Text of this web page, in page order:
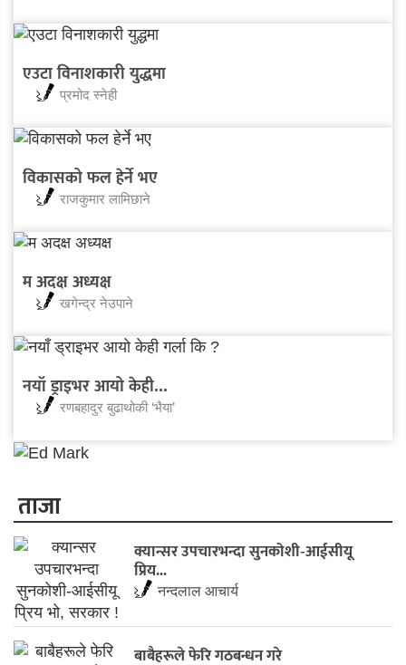
एउटा विनाशकारी युद्धमा
प्रमोद स्नेही
विकासको फल हेर्ने भए
राजकुमार लामिछाने
म अदक्ष अध्यक्ष
खगेन्द्र नेउपाने
नयाँ ड्राइभर आयो केही...
रणबहादुर बुढाथोकी ‘भैया’
ताजा
​क्यान्सर उपचारभन्दा सुनकोशी-आईसीयू
प्रिय...
नन्दलाल आचार्य
बाबैहरूले फेरि गठबन्धन गरे